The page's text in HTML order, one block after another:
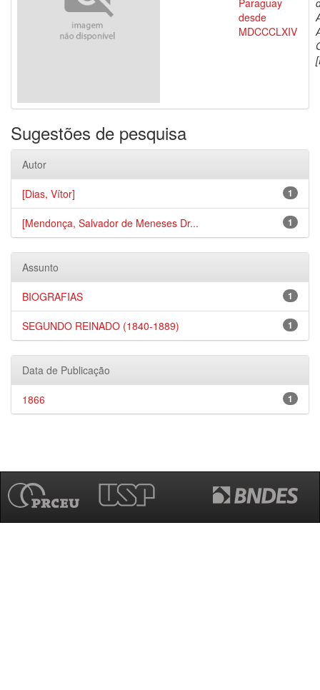
Paraguay
desde
MDCCCLXIV
Sugestões de pesquisa
Autor
1
[Dias, Vítor]
1
[Mendonça, Salvador de Meneses Dr...
Assunto
1
BIOGRAFIAS
1
SEGUNDO REINADO (1840-1889)
Data de Publicação
1
1866